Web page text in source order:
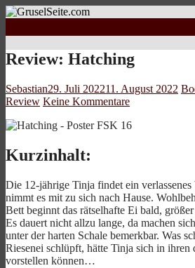
Review: Hatching
Sebastian29. Juli 202211. August 2022
Review Keine Kommentare
Kurzinhalt:
Die 12-jährige Tinja findet ein
nimmt es mit zu sich nach Hause.
Bett beginnt das rätselhafte Ei bald,
Es dauert nicht allzu lange, da machen
unter der harten Schale bemerkbar. Was
Riesenei schlüpft, hätte Tinja sich in ihren
vorstellen können…